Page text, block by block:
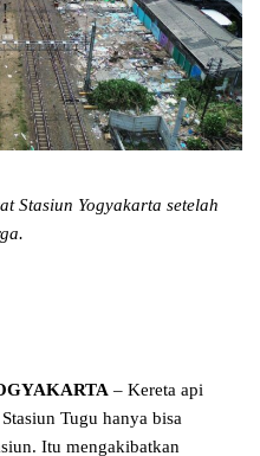
Stasiun Yogyakarta setelah
– Kereta api
Tugu hanya bisa
Itu mengakibatkan